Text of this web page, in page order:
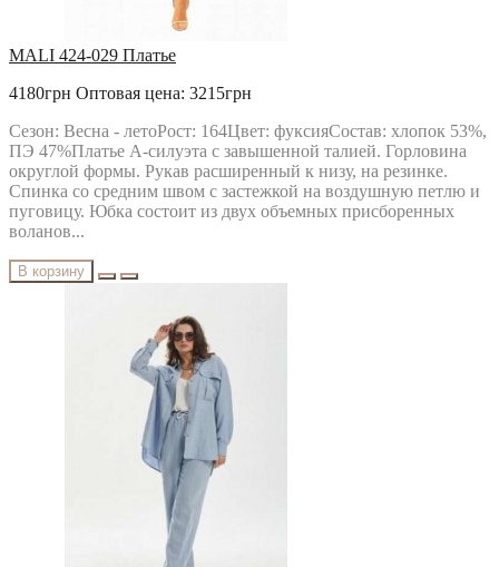
MALI 424-029 Платье
4180грн Оптовая цена: 3215грн
Сезон: Весна - летоРост: 164Цвет: фуксияСостав: хлопок 53%,
ПЭ 47%Платье А-силуэта с завышенной талией. Горловина
округлой формы. Рукав расширенный к низу, на резинке.
Спинка со средним швом с застежкой на воздушную петлю и
пуговицу. Юбка состоит из двух объемных присборенных
воланов...
В корзину